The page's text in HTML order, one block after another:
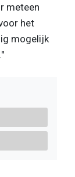
meteen
het
mogelijk